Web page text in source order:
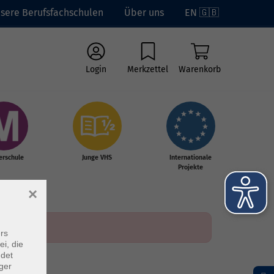
Berufsfachschulen Über uns EN 🇬🇧
Login Merkzettel Warenkorb
Junge VHS
Internationale
Projekte
die
×